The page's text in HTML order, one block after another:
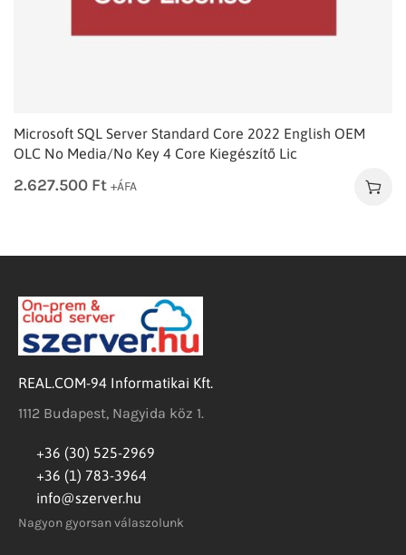
Microsoft SQL Server Standard Core 2022 English OEM
OLC No Media/No Key 4 Core Kiegészítő Lic
2.627.500 Ft +ÁFA
REAL.COM-94 Informatikai Kft.
1112 Budapest, Nagyida köz 1.
+36 (30) 525-2969
+36 (1) 783-3964
info@szerver.hu
Nagyon gyorsan válaszolunk